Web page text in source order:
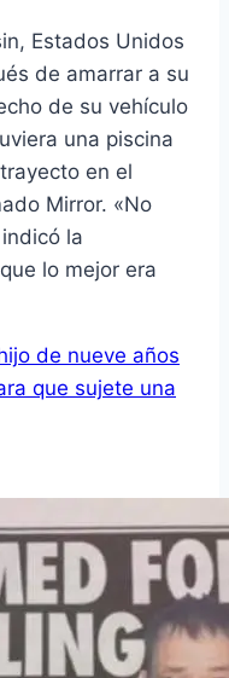
Estados Unidos
de amarrar a su
de su vehículo
una piscina
en el
Mirror. «No
la
lo mejor era
de nueve años
que sujete una